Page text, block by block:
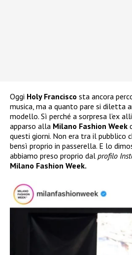
Oggi Holy Francisco sta ancora
musica, ma a quanto pare si diletta
modello. Sì perché a sorpresa l’ex
apparso alla Milano Fashion Week
questi giorni. Non era tra il pubblico
bensì proprio in passerella. E lo
abbiamo preso proprio dal profilo
Milano Fashion Week.